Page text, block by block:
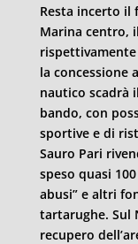
Resta incerto il
Marina centro,
rispettivamente
la concessione
nautico scadrà
bando, con
sportive e di
Sauro Pari
speso quasi
abusi” e altri
tartarughe. Sul
recupero